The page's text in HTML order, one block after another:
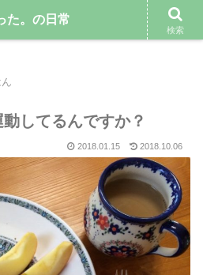
していきたい専業主婦のブログ
してるんですか？
2018.01.15 2018.10.06
た。の日常
検索